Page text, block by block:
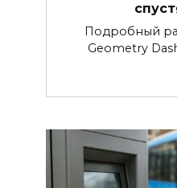
Подробный
Geometry